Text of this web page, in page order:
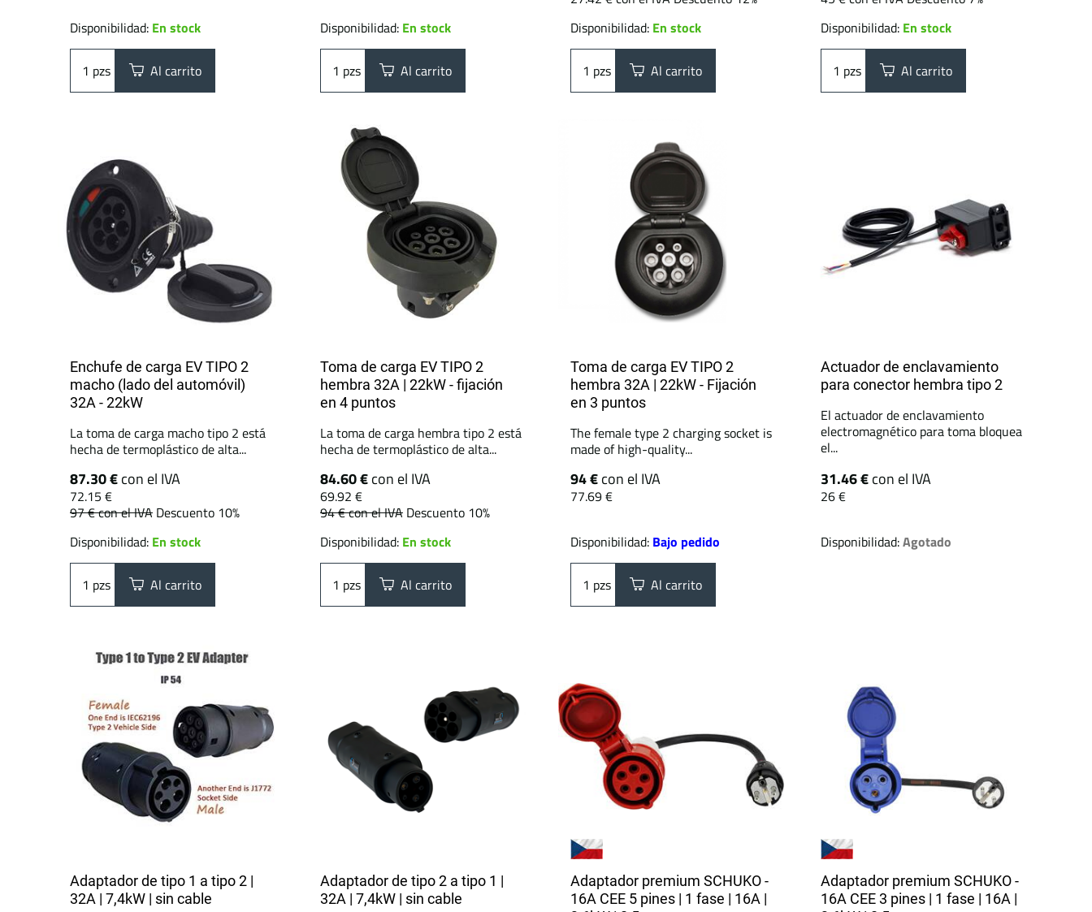
Disponibilidad: En stock
pzs Al carrito
Disponibilidad: En stock
pzs Al carrito
Disponibilidad: En stock
pzs Al carrito
Disponibilidad: En stock
pzs Al carrito
Enchufe de carga EV TIPO 2
macho (lado del automóvil)
32A - 22kW
La toma de carga macho tipo 2 está
hecha de termoplástico de alta...
87.30 €con el IVA
72.15 €
97 €con el IVA Descuento 10%
Disponibilidad: En stock
pzs Al carrito
Toma de carga EV TIPO 2
hembra 32A | 22kW - fijación
en 4 puntos
La toma de carga hembra tipo 2 está
hecha de termoplástico de alta...
84.60 €con el IVA
69.92 €
94 €con el IVA Descuento 10%
Disponibilidad: En stock
pzs Al carrito
Toma de carga EV TIPO 2
hembra 32A | 22kW - Fijación
en 3 puntos
The female type 2 charging socket is
made of high-quality...
94 €con el IVA
77.69 €
Disponibilidad: Bajo pedido
pzs Al carrito
Actuador de enclavamiento
para conector hembra tipo 2
El actuador de enclavamiento
electromagnético para toma bloquea
el...
31.46 €con el IVA
26 €
Disponibilidad:Agotado
Adaptador de tipo 1 a tipo 2 |
32A | 7,4kW | sin cable
Adaptador de tipo 2 a tipo 1 |
32A | 7,4kW | sin cable
Adaptador premium SCHUKO -
16A CEE 5 pines | 1 fase | 16A |
Adaptador premium SCHUKO -
16A CEE 3 pines | 1 fase | 16A |